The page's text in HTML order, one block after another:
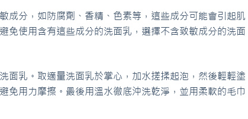
成分，如防腐劑、香精、色素等，這些成分可能會引起肌
免使用含有這些成分的洗面乳，選擇不含致敏成分的洗面
面乳。取適量洗面乳於掌心，加水搓揉起泡，然後輕輕塗
免用力摩擦。最後用溫水徹底沖洗乾淨，並用柔軟的毛巾